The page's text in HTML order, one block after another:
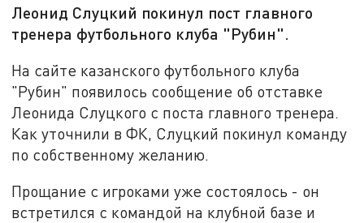
Леонид Слуцкий покинул пост главного
тренера футбольного клуба "Рубин".
На сайте казанского футбольного клуба
"Рубин" появилось сообщение об отставке
Леонида Слуцкого с поста главного тренера.
Как уточнили в ФК, Слуцкий покинул команду
по собственному желанию.
Прощание с игроками уже состоялось - он
встретился с командой на клубной базе и